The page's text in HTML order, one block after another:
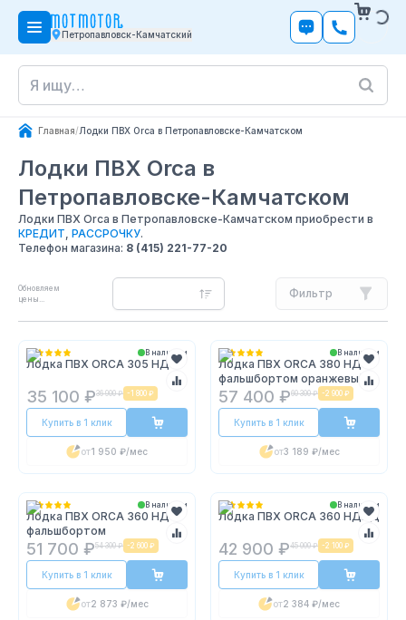
Петропавловск-Камчатский
Главная/Лодки ПВХ Orca в Петропавловске-Камчатском
Лодки ПВХ Orca в
Петропавловске-Камчатском
Лодки ПВХ Orca в Петропавловске-Камчатском приобрести в
КРЕДИТ, РАССРОЧКУ.
Телефон магазина: 8 (415) 221-77-20
Обновляем
цены...
Фильтр
В наличии
Лодка ПВХ ORCA 305 НД
35 100 ₽36 900 ₽ -1 800 ₽
Купить в 1 клик
от1 950 ₽/мес
В наличии
Лодка ПВХ ORCA 380 НД с
фальшбортом оранжевый/
черный
57 400 ₽60 300 ₽ -2 900 ₽
Купить в 1 клик
от3 189 ₽/мес
В наличии
Лодка ПВХ ORCA 360 НД с
фальшбортом
51 700 ₽54 300 ₽ -2 600 ₽
Купить в 1 клик
от2 873 ₽/мес
В наличии
Лодка ПВХ ORCA 360 НДНД
42 900 ₽45 000 ₽ -2 100 ₽
Купить в 1 клик
от2 384 ₽/мес